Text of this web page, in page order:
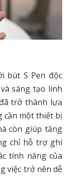
bút S Pen độc
sáng tạo linh
trở thành lựa
cần một thiết bị
còn giúp tăng
chỉ hỗ trợ ghi
tính năng của
việc trở nên dễ